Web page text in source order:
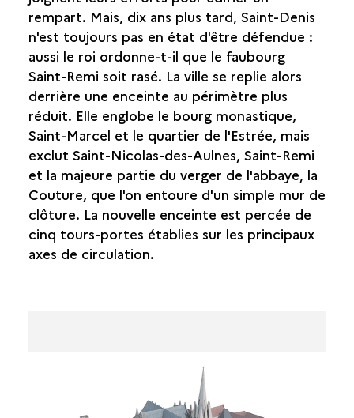
rempart. Mais, dix ans plus tard, Saint-Denis
n'est toujours pas en état d'être défendue :
aussi le roi ordonne-t-il que le faubourg
Saint-Remi soit rasé. La ville se replie alors
derrière une enceinte au périmètre plus
réduit. Elle englobe le bourg monastique,
Saint-Marcel et le quartier de l'Estrée, mais
exclut Saint-Nicolas-des-Aulnes, Saint-Remi
et la majeure partie du verger de l'abbaye, la
Couture, que l'on entoure d'un simple mur de
clôture. La nouvelle enceinte est percée de
cinq tours-portes établies sur les principaux
axes de circulation.